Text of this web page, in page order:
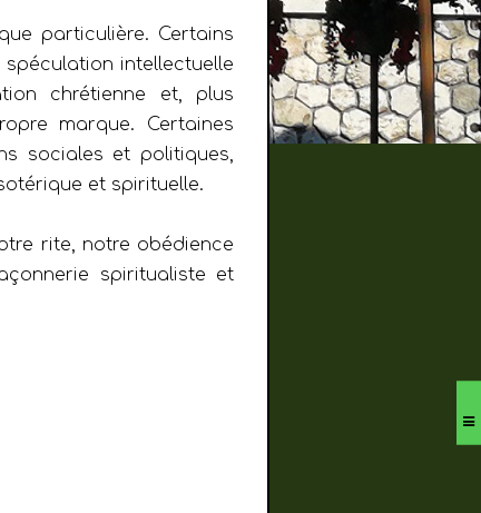
particulière. Certains
spéculation intellectuelle
chrétienne et, plus
marque. Certaines
sociales et politiques,
et spirituelle.
rite, notre obédience
spiritualiste et